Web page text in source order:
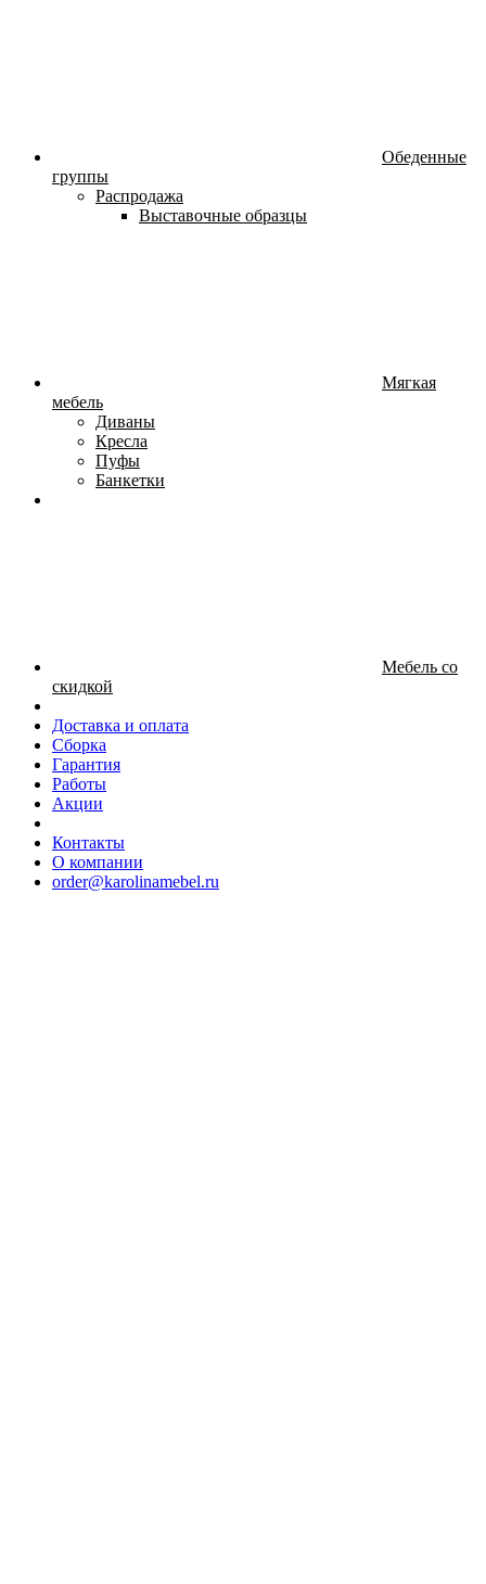
Обеденные
группы
Распродажа
Выставочные образцы
Мягкая
мебель
Диваны
Кресла
Пуфы
Банкетки
Мебель со
скидкой
Доставка и оплата
Сборка
Гарантия
Работы
Акции
Контакты
О компании
order@karolinamebel.ru